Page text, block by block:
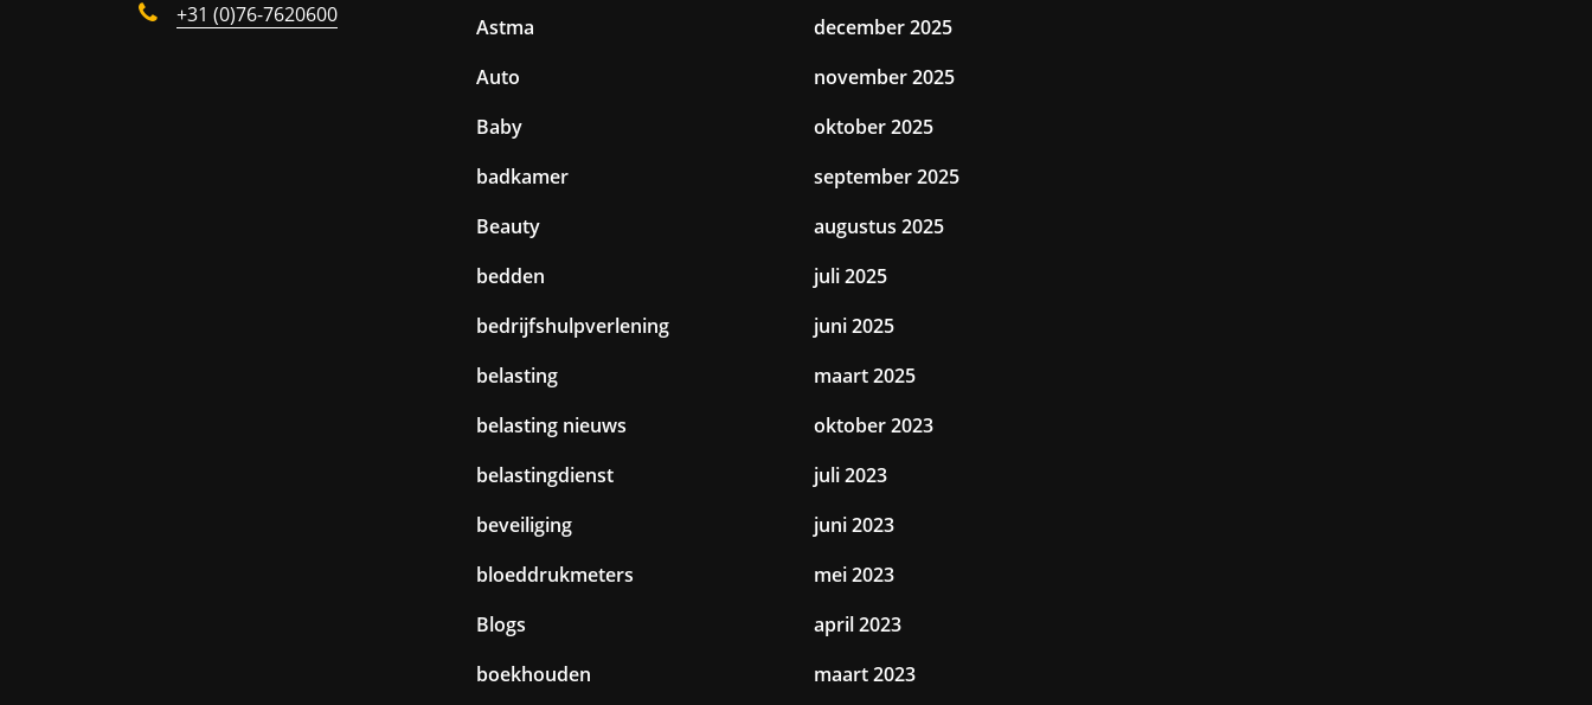
+31 (0)76-7620600
Astma
Auto
Baby
badkamer
Beauty
bedden
bedrijfshulpverlening
belasting
belasting nieuws
belastingdienst
beveiliging
bloeddrukmeters
Blogs
boekhouden
december 2025
november 2025
oktober 2025
september 2025
augustus 2025
juli 2025
juni 2025
maart 2025
oktober 2023
juli 2023
juni 2023
mei 2023
april 2023
maart 2023